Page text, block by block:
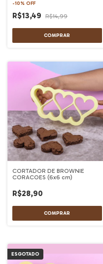
-10% OFF
R$13,49 R$14,99
CORTADOR DE BROWNIE
CORACOES (6x6 cm)
R$28,90
ESGOTADO